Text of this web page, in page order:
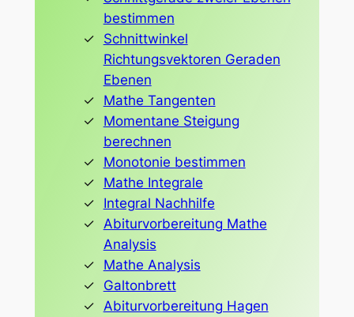
bestimmen
Schnittwinkel
Richtungsvektoren Geraden
Ebenen
Mathe Tangenten
Momentane Steigung
berechnen
Monotonie bestimmen
Mathe Integrale
Integral Nachhilfe
Abiturvorbereitung Mathe
Analysis
Mathe Analysis
Galtonbrett
Abiturvorbereitung Hagen